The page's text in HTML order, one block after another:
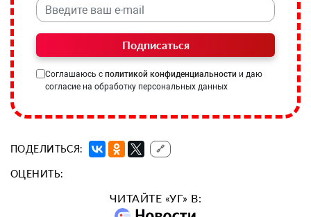
Подписаться
Соглашаюсь с политикой конфиденциальности и даю
согласие на обработку персональных данных
ПОДЕЛИТЬСЯ: 🔗
ОЦЕНИТЬ:
ЧИТАЙТЕ «УГ» В: